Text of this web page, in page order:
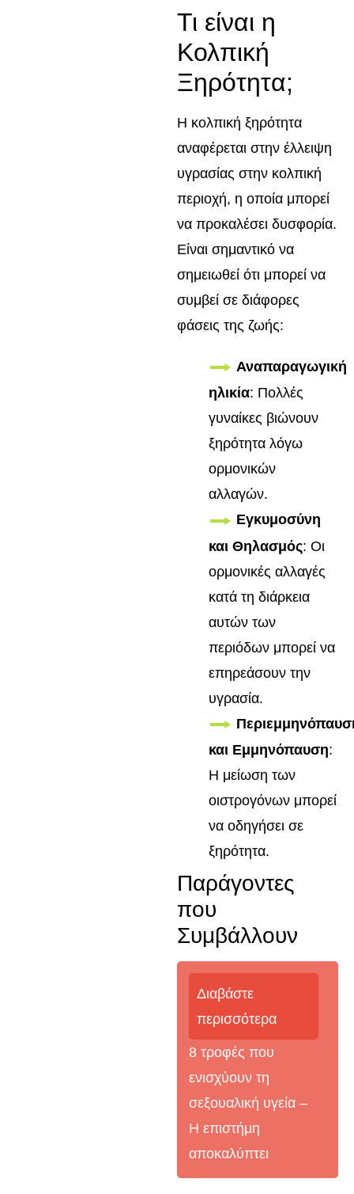
Τι είναι η
Κολπική
Ξηρότητα;
Η κολπική ξηρότητα
αναφέρεται στην έλλειψη
υγρασίας στην κολπική
περιοχή, η οποία μπορεί
να προκαλέσει δυσφορία.
Είναι σημαντικό να
σημειωθεί ότι μπορεί να
συμβεί σε διάφορες
φάσεις της ζωής:
Αναπαραγωγική
ηλικία: Πολλές
γυναίκες βιώνουν
ξηρότητα λόγω
ορμονικών
αλλαγών.
Εγκυμοσύνη
και Θηλασμός: Οι
ορμονικές αλλαγές
κατά τη διάρκεια
αυτών των
περιόδων μπορεί να
επηρεάσουν την
υγρασία.
και Εμμηνόπαυση:
Η μείωση των
οιστρογόνων μπορεί
να οδηγήσει σε
ξηρότητα.
Παράγοντες
που
Συμβάλλουν
Διαβάστε
περισσότερα
8 τροφές που
ενισχύουν τη
σεξουαλική υγεία –
Η επιστήμη
αποκαλύπτει